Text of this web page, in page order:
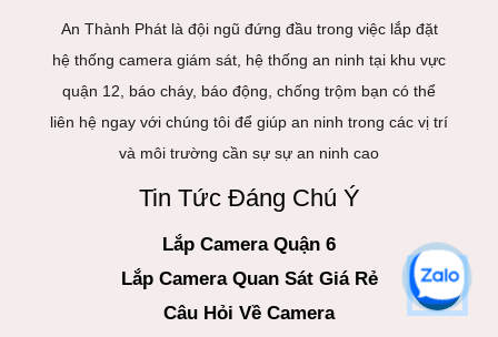
An Thành Phát là đội ngũ đứng đầu trong việc lắp đặt
hệ thống camera giám sát, hệ thống an ninh tại khu vực
quận 12, báo cháy, báo động, chống trộm bạn có thể
liên hệ ngay với chúng tôi để giúp an ninh trong các vị trí
và môi trường cần sự sự an ninh cao
Tin Tức Đáng Chú Ý
Lắp Camera Quận 6
Lắp Camera Quan Sát Giá Rẻ
Câu Hỏi Về Camera